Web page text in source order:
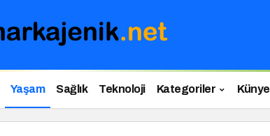
Yaşam Sağlık Teknoloji Kategoriler Künye